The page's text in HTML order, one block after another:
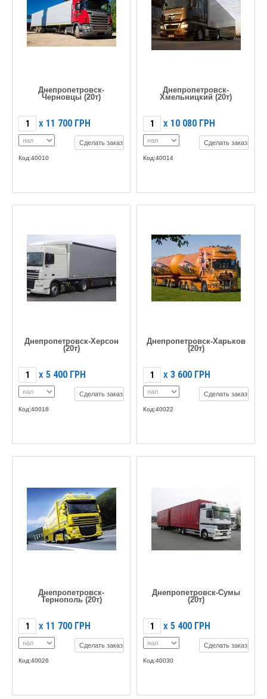
Днепропетровск-
Черновцы (20т)
X 11 700 ГРН
Сделать заказ
Код:40010
Днепропетровск-
Хмельницкий (20т)
X 10 080 ГРН
Сделать заказ
Код:40014
Днепропетровск-Херсон
(20т)
X 5 400 ГРН
Сделать заказ
Код:40018
Днепропетровск-Харьков
(20т)
X 3 600 ГРН
Сделать заказ
Код:40022
Днепропетровск-
Тернополь (20т)
X 11 700 ГРН
Сделать заказ
Код:40026
Днепропетровск-Сумы
(20т)
X 5 400 ГРН
Сделать заказ
Код:40030